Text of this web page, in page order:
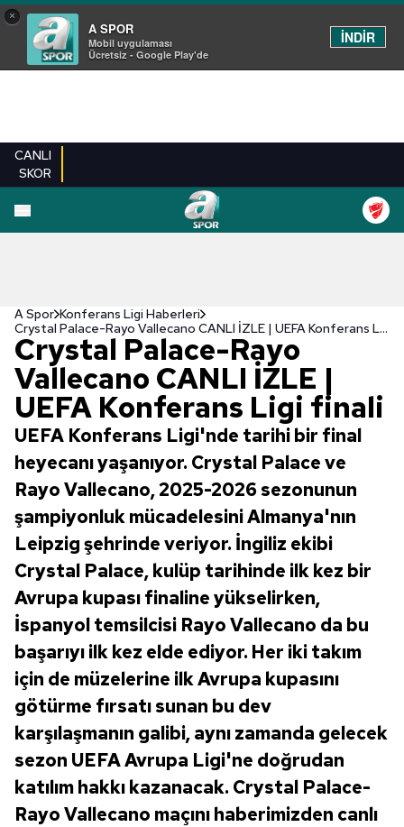
×
A SPOR
Mobil uygulaması
Ücretsiz - Google Play'de
İNDİR
CANLI
SKOR
A Spor Konferans Ligi Haberleri
Crystal Palace-Rayo Vallecano CANLI İZLE | UEFA Konferans Ligi finali
Crystal Palace-Rayo
Vallecano CANLI İZLE |
UEFA Konferans Ligi finali
UEFA Konferans Ligi'nde tarihi bir final
heyecanı yaşanıyor. Crystal Palace ve
Rayo Vallecano, 2025-2026 sezonunun
şampiyonluk mücadelesini Almanya'nın
Leipzig şehrinde veriyor. İngiliz ekibi
Crystal Palace, kulüp tarihinde ilk kez bir
Avrupa kupası finaline yükselirken,
İspanyol temsilcisi Rayo Vallecano da bu
başarıyı ilk kez elde ediyor. Her iki takım
için de müzelerine ilk Avrupa kupasını
götürme fırsatı sunan bu dev
karşılaşmanın galibi, aynı zamanda gelecek
sezon UEFA Avrupa Ligi'ne doğrudan
katılım hakkı kazanacak. Crystal Palace-
Rayo Vallecano maçını haberimizden canlı